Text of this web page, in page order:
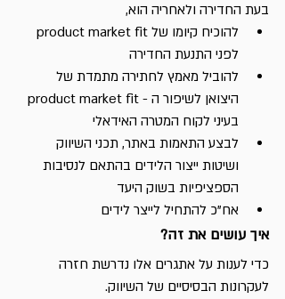
בעת החדירה ולאחריה הוא,
לפני התנעת החדירה
להוביל מאמץ לחתירה מתמדת של
בעיני לקוח המטרה האידאלי
לבצע התאמות באתר, תכני השיווק
ושיטות ייצור הלידים בהתאם לנסיבות
הספציפיות בשוק היעד
אח"כ להתחיל לייצר לידים
איך עושים את זה?
כדי לענות על אתגרים אלו נדרשת חזרה
לעקרונות הבסיסיים של השיווק.